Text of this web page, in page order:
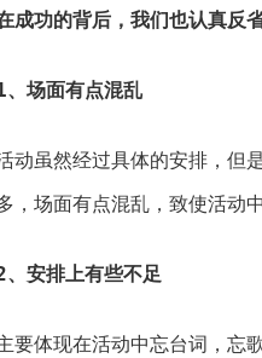
成功的背后，我们也认真反
、场面有点混乱
动虽然经过具体的安排，但
，场面有点混乱，致使活动
、安排上有些不足
要体现在活动中忘台词，忘